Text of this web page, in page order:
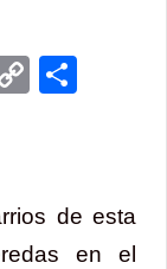
Copy
de esta
en el